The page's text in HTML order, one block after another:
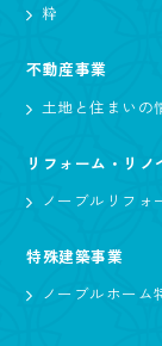
粋
不動産事業
土地と住まいの
リフォーム・リ
ノーブルリフォ
特殊建築事業
ノーブルホーム